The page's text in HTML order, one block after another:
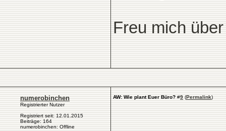
Freu mich
numerobinchen
Registrierter Nutzer
Registriert seit: 12.01.2015
Beiträge: 164
numerobinchen: Offline
AW: Wie plant Euer Büro? #9 (Permalink)